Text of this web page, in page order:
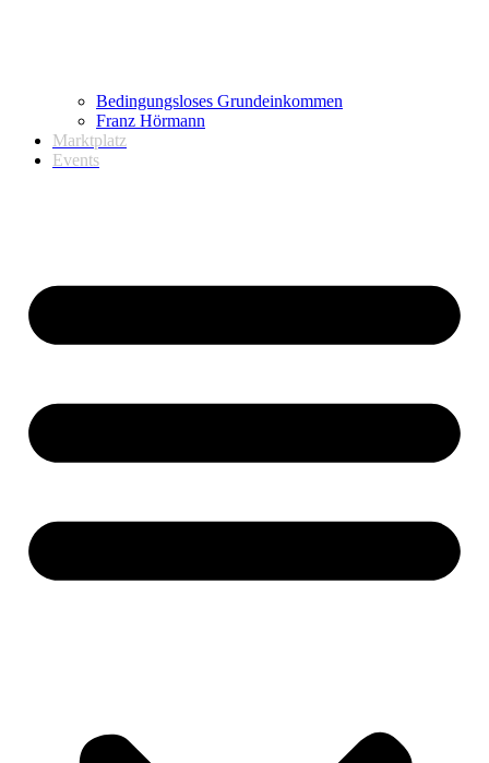
Bedingungsloses Grundeinkommen
Franz Hörmann
Marktplatz
Events